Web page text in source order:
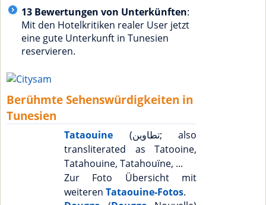
13 Bewertungen von Unterkünften:
Mit den Hotelkritiken realer User jetzt
eine gute Unterkunft in Tunesien
reservieren.
Berühmte Sehenswürdigkeiten in
Tunesien
Tataouine (تطاوين; also
transliterated as Tatooine,
Tatahouine, Tatahouïne, ...
Zur Foto Übersicht mit
weiteren Tataouine-Fotos.